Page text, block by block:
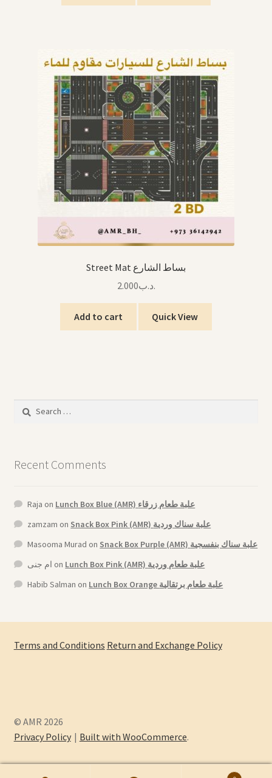
Street Mat بساط الشارع
.د.ب2.000
Add to cart Quick View
Recent Comments
Raja on
Lunch Box Blue (AMR) علبة طعام زرقاء
zamzam on
Snack Box Pink (AMR) علبة سناك وردية
Masooma Murad on
Snack Box Purple (AMR) علبة سناك بنفسجية
ام جنى on
Lunch Box Pink (AMR) علبة طعام وردية
Habib Salman on Lunch Box Orange علبة طعام برتقالية
Terms and Conditions Return and Exchange Policy
© AMR 2026
Privacy Policy
Built with WooCommerce.